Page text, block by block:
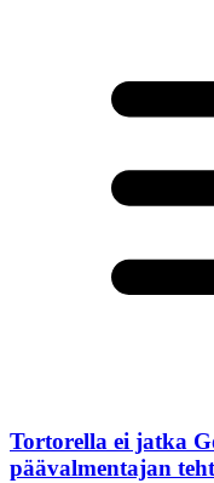
Tortorella ei jatka
päävalmentajan